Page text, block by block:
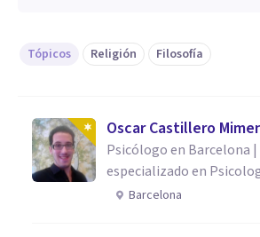
Tópicos Religión Filosofía
Oscar Castillero
Psicólogo en Barcelona
especializado en
Barcelona